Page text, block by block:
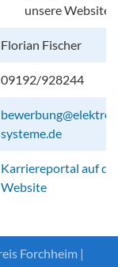
unsere Website.
Florian Fischer
09192/928244
systeme.de
Karriereportal auf
Website
Forchheim |